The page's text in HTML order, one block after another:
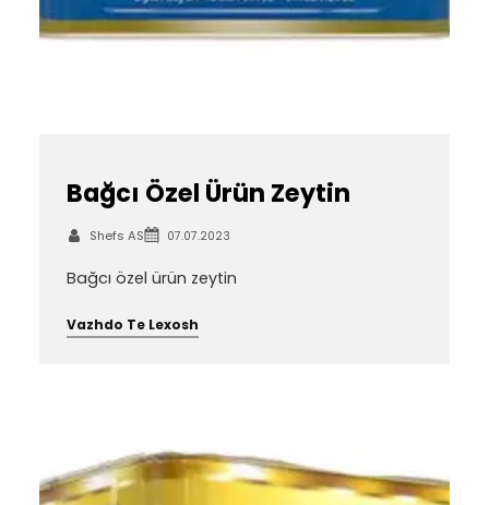
Bağcı Özel Ürün Zeytin
Shefs AS 07.07.2023
Bağcı özel ürün zeytin
Vazhdo Te Lexosh